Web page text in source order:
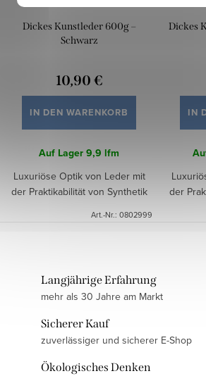
Dickes Kunstleder 600g –
Schwarz
10,90 €
IN DEN WARENKORB
Auf Lager9,9 lfm
Luxuriöse Optik von Leder mit
der Praktikabilität von Synthetik
Art.-Nr.: 0802999
Dickes
IN
der
Langjährige Erfahrung
mehr als 30 Jahre am Markt
Sicherer Kauf
zuverlässiger und sicherer E-Shop
Ökologisches Denken